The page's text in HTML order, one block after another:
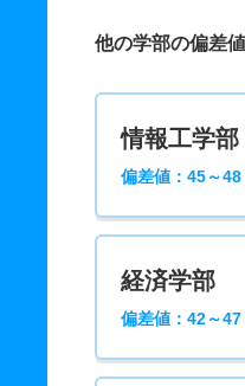
他の学部の偏差
情報工学部
偏差値：45～48
経済学部
偏差値：42～47